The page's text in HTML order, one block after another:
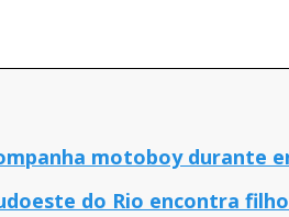
motoboy durante
do Rio encontra